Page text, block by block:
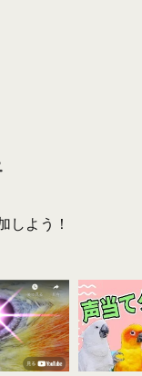
しよう！